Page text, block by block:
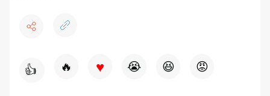
👍 🔥 ♥ 😭 😆 😡